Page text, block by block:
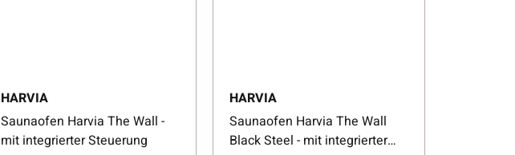
HARVIA
Saunaofen Harvia The Wall -
mit integrierter Steuerung
HARVIA
Saunaofen Harvia The Wall
Black Steel - mit integrierter